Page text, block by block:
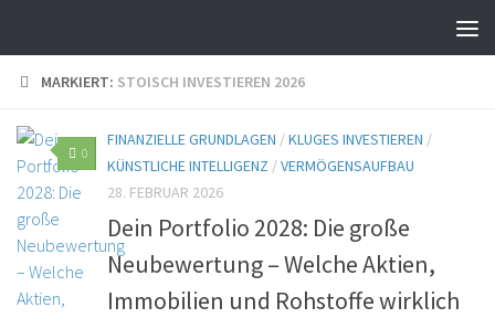
MARKIERT: STOISCH INVESTIEREN 2026
0
FINANZIELLE GRUNDLAGEN /KLUGES INVESTIEREN /
KÜNSTLICHE INTELLIGENZ /VERMÖGENSAUFBAU
28. FEBRUAR 2026
Dein Portfolio 2028: Die große
Neubewertung – Welche Aktien,
Immobilien und Rohstoffe wirklich